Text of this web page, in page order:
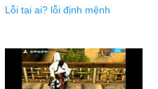
Lỗi tại ai? lỗi định mệnh